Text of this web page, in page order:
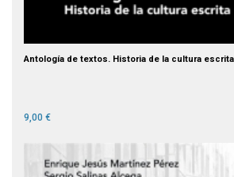
Antología de textos. Historia de la cultura escrita
9,00 €